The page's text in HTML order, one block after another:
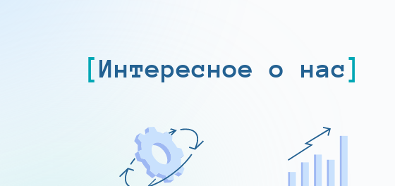
Интересное о нас